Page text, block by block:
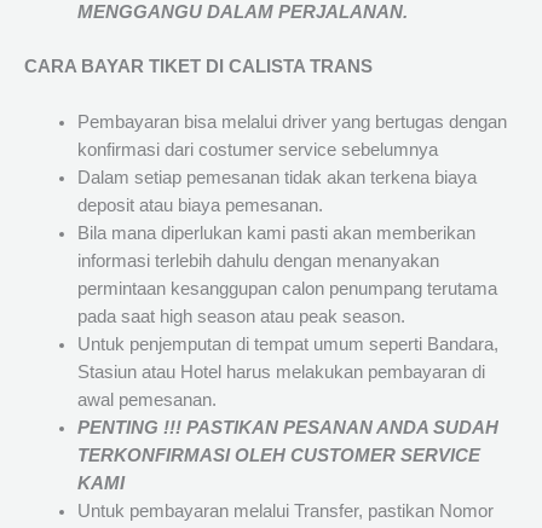
MENGGANGU DALAM PERJALANAN.
CARA BAYAR TIKET DI CALISTA TRANS
Pembayaran bisa melalui driver yang bertugas dengan
konfirmasi dari costumer service sebelumnya
Dalam setiap pemesanan tidak akan terkena biaya
deposit atau biaya pemesanan.
Bila mana diperlukan kami pasti akan memberikan
informasi terlebih dahulu dengan menanyakan
permintaan kesanggupan calon penumpang terutama
pada saat high season atau peak season.
Untuk penjemputan di tempat umum seperti Bandara,
Stasiun atau Hotel harus melakukan pembayaran di
awal pemesanan.
PENTING !!! PASTIKAN PESANAN ANDA SUDAH
TERKONFIRMASI OLEH CUSTOMER SERVICE
KAMI
Untuk pembayaran melalui Transfer, pastikan Nomor